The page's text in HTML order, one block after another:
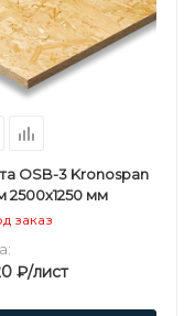
OSB-3 Kronospan
2500х1250 мм
заказ
₽/лист